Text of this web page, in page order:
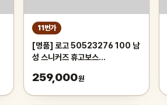
11번가
[명품] 로고 50523276 100 남
성 스니커즈 휴고보스
259,000원